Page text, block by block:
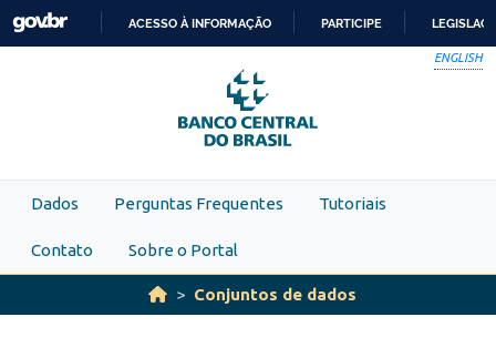
Skip to main content
PARA
O
CONTEÚDO
ACESSO À INFORMAÇÃO PARTICIPE
ENGLISH
Dados Perguntas Frequentes Tutoriais
Contato Sobre o Portal
Conjuntos de dados